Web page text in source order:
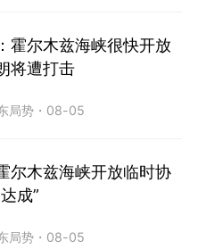
霍尔木兹海峡很快开放
将遭打击
局势 ・ 08-05
尔木兹海峡开放临时协
成”
局势 ・ 08-05